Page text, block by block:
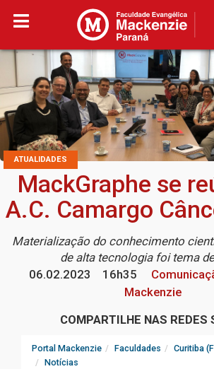
ATUALIDADES
MackGraphe se
A.C. Camargo
Materialização do conhecimento
de alta tecnologia foi tema
06.02.2023
16h35
Mackenzie
COMPARTILHE NAS REDES
Portal Mackenzie Faculdades
Curitiba
Notícias